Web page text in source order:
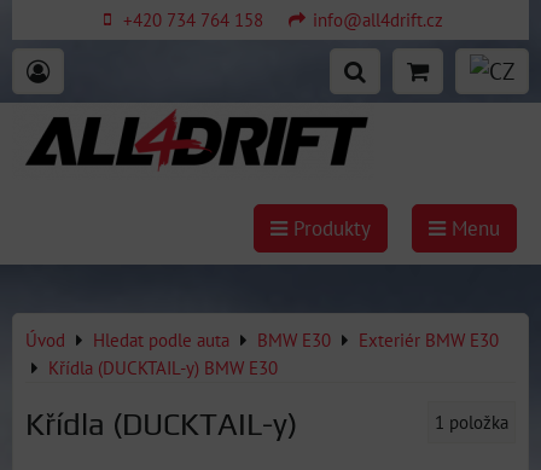
+420 734 764 158 info@all4drift.cz
Produkty Menu
Úvod Hledat podle auta BMW E30
Exteriér BMW E30
Křídla (DUCKTAIL-y) BMW E30
Křídla (DUCKTAIL-y) 1 položka